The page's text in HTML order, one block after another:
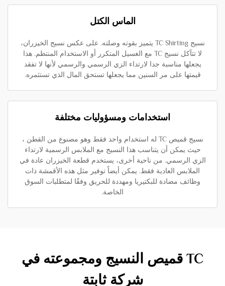
الماس الكتل
نسيج TC Shirting يتميز بقوته وصلته. على عكس نسيج الخيزران،
لا تتآكل نسيج TC مع الغسيل المتكرر أو الاستخدام المنتظم. هذا
يجعلها مناسبة جدا لارتداء الزي الرسمي والرسمي لأنها لا تفقد
قيمتها على مر السنين مما يجعلها تستحق المال الذي تستثمره.
استخدامات ومسؤوليات مختلفة
نسيج قميص TC له استخدام واحد فقط وهو مصنوع من القطن ،
حيث يمكن أن يتناسب هذا النسيج مع الملابس الرسمية لارتداء
الزي الرسمي. من ناحية أخرى، يستخدم قطعة الخيزران عادة في
الملابس العادية فقط. يمكن أيضاً توفير مثل هذه الأقمشة ذات
وظائف مضادة للبكتيريا ومهددة للحريق وفقًا لمتطلبات السوق
الخاصة.
TC قميص النسيج ومجموعته في
شركة ثابتة